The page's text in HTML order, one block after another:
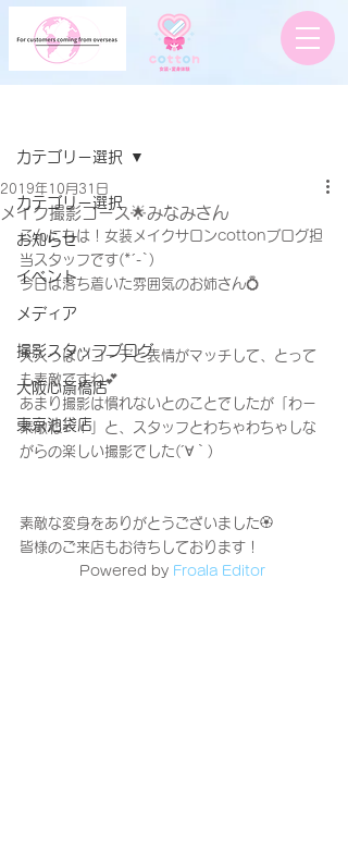
カテゴリー選択
お知らせ
イベント
メディア
撮影スタッフブログ
大阪心斎橋店
東京池袋店
カテゴリー選択
メイク撮影コース🌟みなみさん
2019年10月31日
こんにちは！女装メイクサロンcottonブログ担
当スタッフです(*´-`)
今日は落ち着いた雰囲気のお姉さん💍
大人っぽいコーデと表情がマッチして、とって
も素敵ですね💕
あまり撮影は慣れないとのことでしたが「わー
素敵ね～！」と、スタッフとわちゃわちゃしな
がらの楽しい撮影でした(´∀｀)
素敵な変身をありがとうございました🏵
皆様のご来店もお待ちしております！
Powered by Froala Editor